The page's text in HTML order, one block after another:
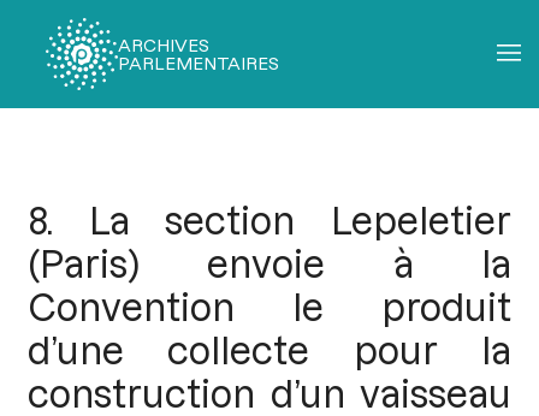
ARCHIVES
PARLEMENTAIRES
8. La section Lepeletier
(Paris) envoie à la
Convention le produit
d’une collecte pour la
construction d’un vaisseau